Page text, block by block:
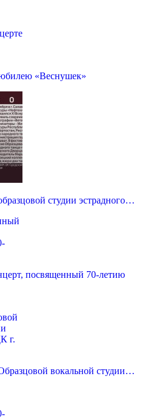
«Веснушек»
студии эстрадного…
посвященный 70-летию
вокальной студии…